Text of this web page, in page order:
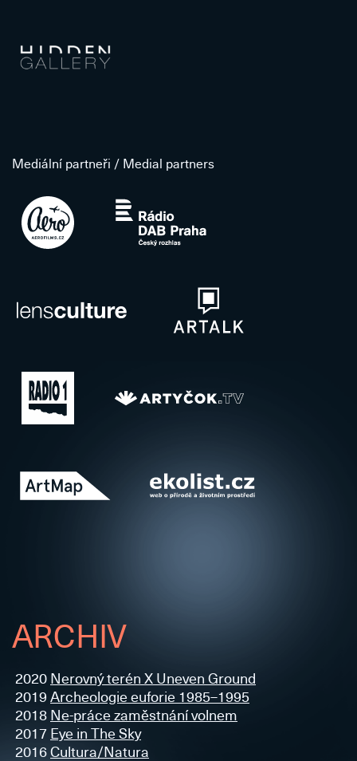
Mediální partneři / Medial partners
ARCHIV
2020 Nerovný terén X Uneven Ground
2019 Archeologie euforie 1985–1995
2018 Ne-práce zaměstnání volnem
2017 Eye in The Sky
2016Cultura/Natura